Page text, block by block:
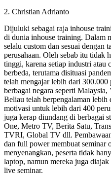
2. Christian Adrianto
Dijuluki sebagai raja inhouse
di dunia inhouse training. Dalam
selalu custom dan sesuai dengan
perusahaan. Oleh sebab itu tidak
tinggi, karena setiap industri atau
berbeda, terutama disituasi
telah mengajar lebih dari 300.000
berbagai negara seperti
Beliau telah berpengalaman
motivasi untuk lebih dari 400
juga kerap diundang di berbagai
One, Metro TV, Berita Satu,
TVRI, Global TV dll.
dan full power membuat seminar
menyenangkan, peserta tidak
laptop, namun mereka juga
live seminar.